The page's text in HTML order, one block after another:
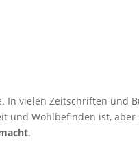
In vielen Zeitschriften und
und Wohlbefinden ist,
.